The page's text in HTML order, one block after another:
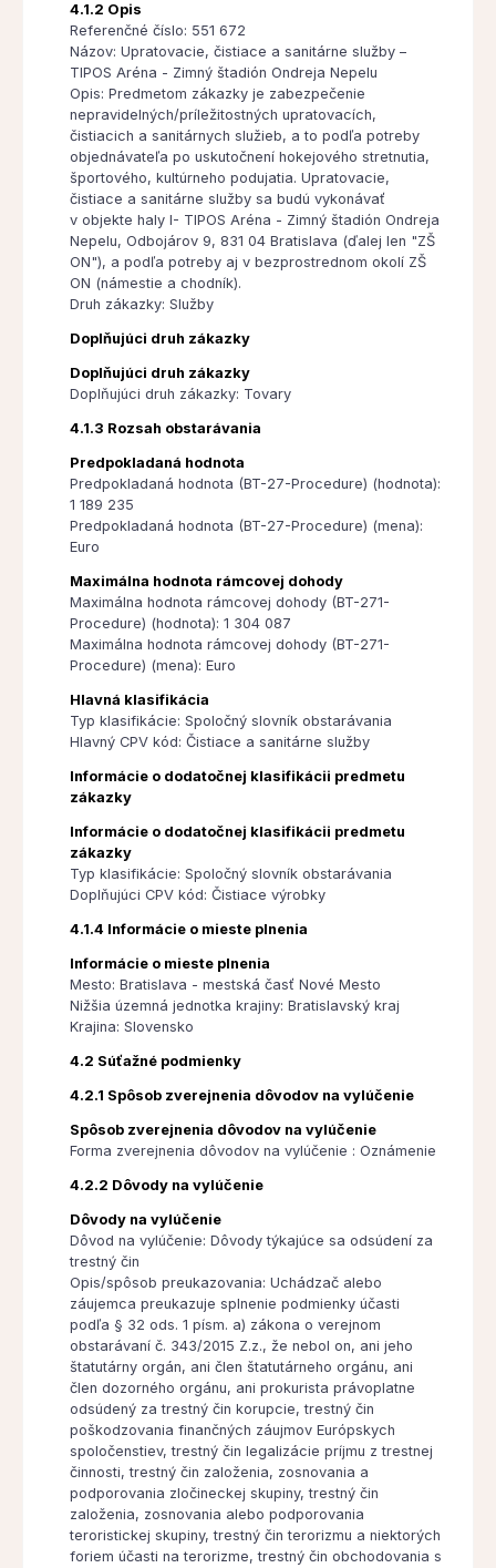
4.1.2 Opis
Referenčné číslo: 551 672
Názov: Upratovacie, čistiace a sanitárne služby –
TIPOS Aréna - Zimný štadión Ondreja Nepelu
Opis: Predmetom zákazky je zabezpečenie
nepravidelných/príležitostných upratovacích,
čistiacich a sanitárnych služieb, a to podľa potreby
objednávateľa po uskutočnení hokejového stretnutia,
športového, kultúrneho podujatia. Upratovacie,
čistiace a sanitárne služby sa budú vykonávať
v objekte haly I- TIPOS Aréna - Zimný štadión Ondreja
Nepelu, Odbojárov 9, 831 04 Bratislava (ďalej len "ZŠ
ON"), a podľa potreby aj v bezprostrednom okolí ZŠ
ON (námestie a chodník).
Druh zákazky: Služby
Doplňujúci druh zákazky
Doplňujúci druh zákazky
Doplňujúci druh zákazky: Tovary
4.1.3 Rozsah obstarávania
Predpokladaná hodnota
Predpokladaná hodnota (BT-27-Procedure) (hodnota):
1 189 235
Predpokladaná hodnota (BT-27-Procedure) (mena):
Euro
Maximálna hodnota rámcovej dohody
Maximálna hodnota rámcovej dohody (BT-271-
Procedure) (hodnota): 1 304 087
Maximálna hodnota rámcovej dohody (BT-271-
Procedure) (mena): Euro
Hlavná klasifikácia
Typ klasifikácie: Spoločný slovník obstarávania
Hlavný CPV kód: Čistiace a sanitárne služby
Informácie o dodatočnej klasifikácii predmetu
zákazky
Informácie o dodatočnej klasifikácii predmetu
zákazky
Typ klasifikácie: Spoločný slovník obstarávania
Doplňujúci CPV kód: Čistiace výrobky
4.1.4 Informácie o mieste plnenia
Informácie o mieste plnenia
Mesto: Bratislava - mestská časť Nové Mesto
Nižšia územná jednotka krajiny: Bratislavský kraj
Krajina: Slovensko
4.2 Súťažné podmienky
4.2.1 Spôsob zverejnenia dôvodov na vylúčenie
Spôsob zverejnenia dôvodov na vylúčenie
Forma zverejnenia dôvodov na vylúčenie : Oznámenie
4.2.2 Dôvody na vylúčenie
Dôvody na vylúčenie
Dôvod na vylúčenie: Dôvody týkajúce sa odsúdení za
trestný čin
Opis/spôsob preukazovania: Uchádzač alebo
záujemca preukazuje splnenie podmienky účasti
podľa § 32 ods. 1 písm. a) zákona o verejnom
obstarávaní č. 343/2015 Z.z., že nebol on, ani jeho
štatutárny orgán, ani člen štatutárneho orgánu, ani
člen dozorného orgánu, ani prokurista právoplatne
odsúdený za trestný čin korupcie, trestný čin
poškodzovania finančných záujmov Európskych
spoločenstiev, trestný čin legalizácie príjmu z trestnej
činnosti, trestný čin založenia, zosnovania a
podporovania zločineckej skupiny, trestný čin
založenia, zosnovania alebo podporovania
teroristickej skupiny, trestný čin terorizmu a niektorých
foriem účasti na terorizme, trestný čin obchodovania s